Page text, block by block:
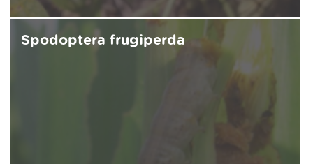
Spodoptera frugiperda